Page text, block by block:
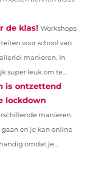
de klas! Workshops
voor school van
manieren. In
super leuk om te...
is ontzettend
lockdown
manieren.
en je kan online
omdat je...